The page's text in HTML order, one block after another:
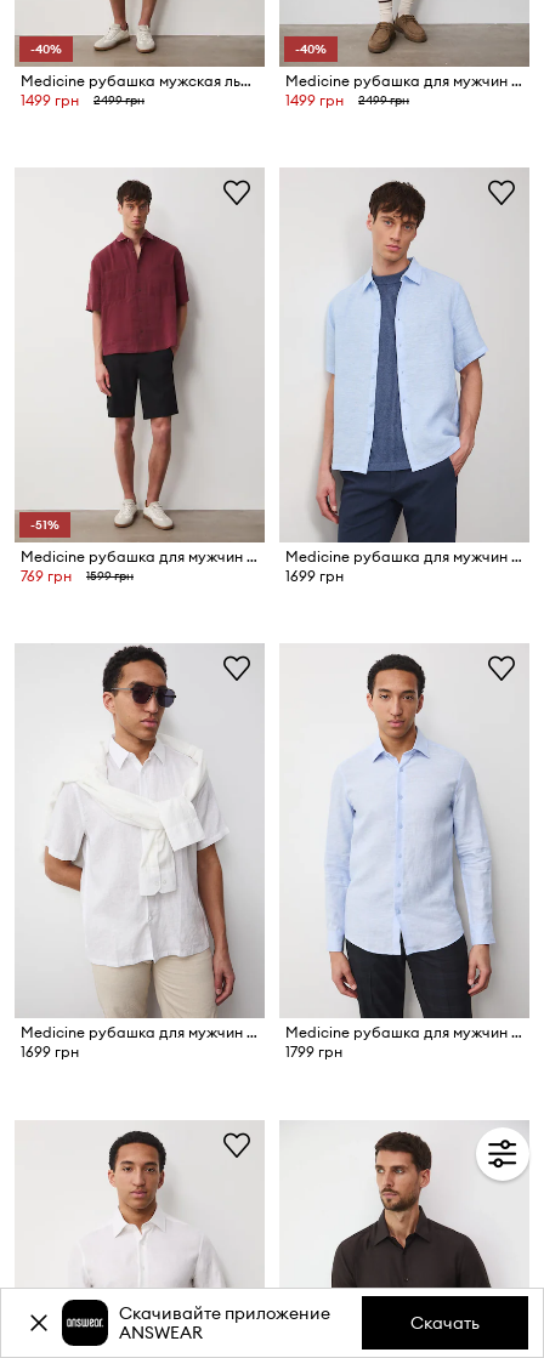
-40%
Medicine рубашка мужская льняная
1499 грн
2499 грн
-40%
Medicine рубашка для мужчин из льна
1499 грн
2499 грн
-51%
Medicine рубашка для мужчин с модалом
769 грн
1599 грн
Medicine рубашка для мужчин из льна
1699 грн
Medicine рубашка для мужчин из льна
1699 грн
Medicine рубашка для мужчин из льна
1799 грн
Скачивайте приложение
ANSWEAR
Скачать